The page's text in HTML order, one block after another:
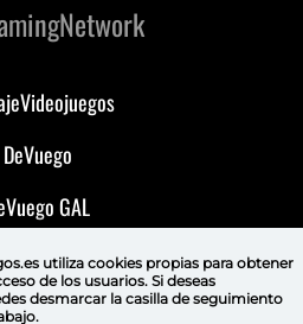
DeVuego
GAL
LATAM
Portugal
utiliza cookies propiaspara obtener
de los usuarios. Si deseas
desmarcar la casilla de seguimiento